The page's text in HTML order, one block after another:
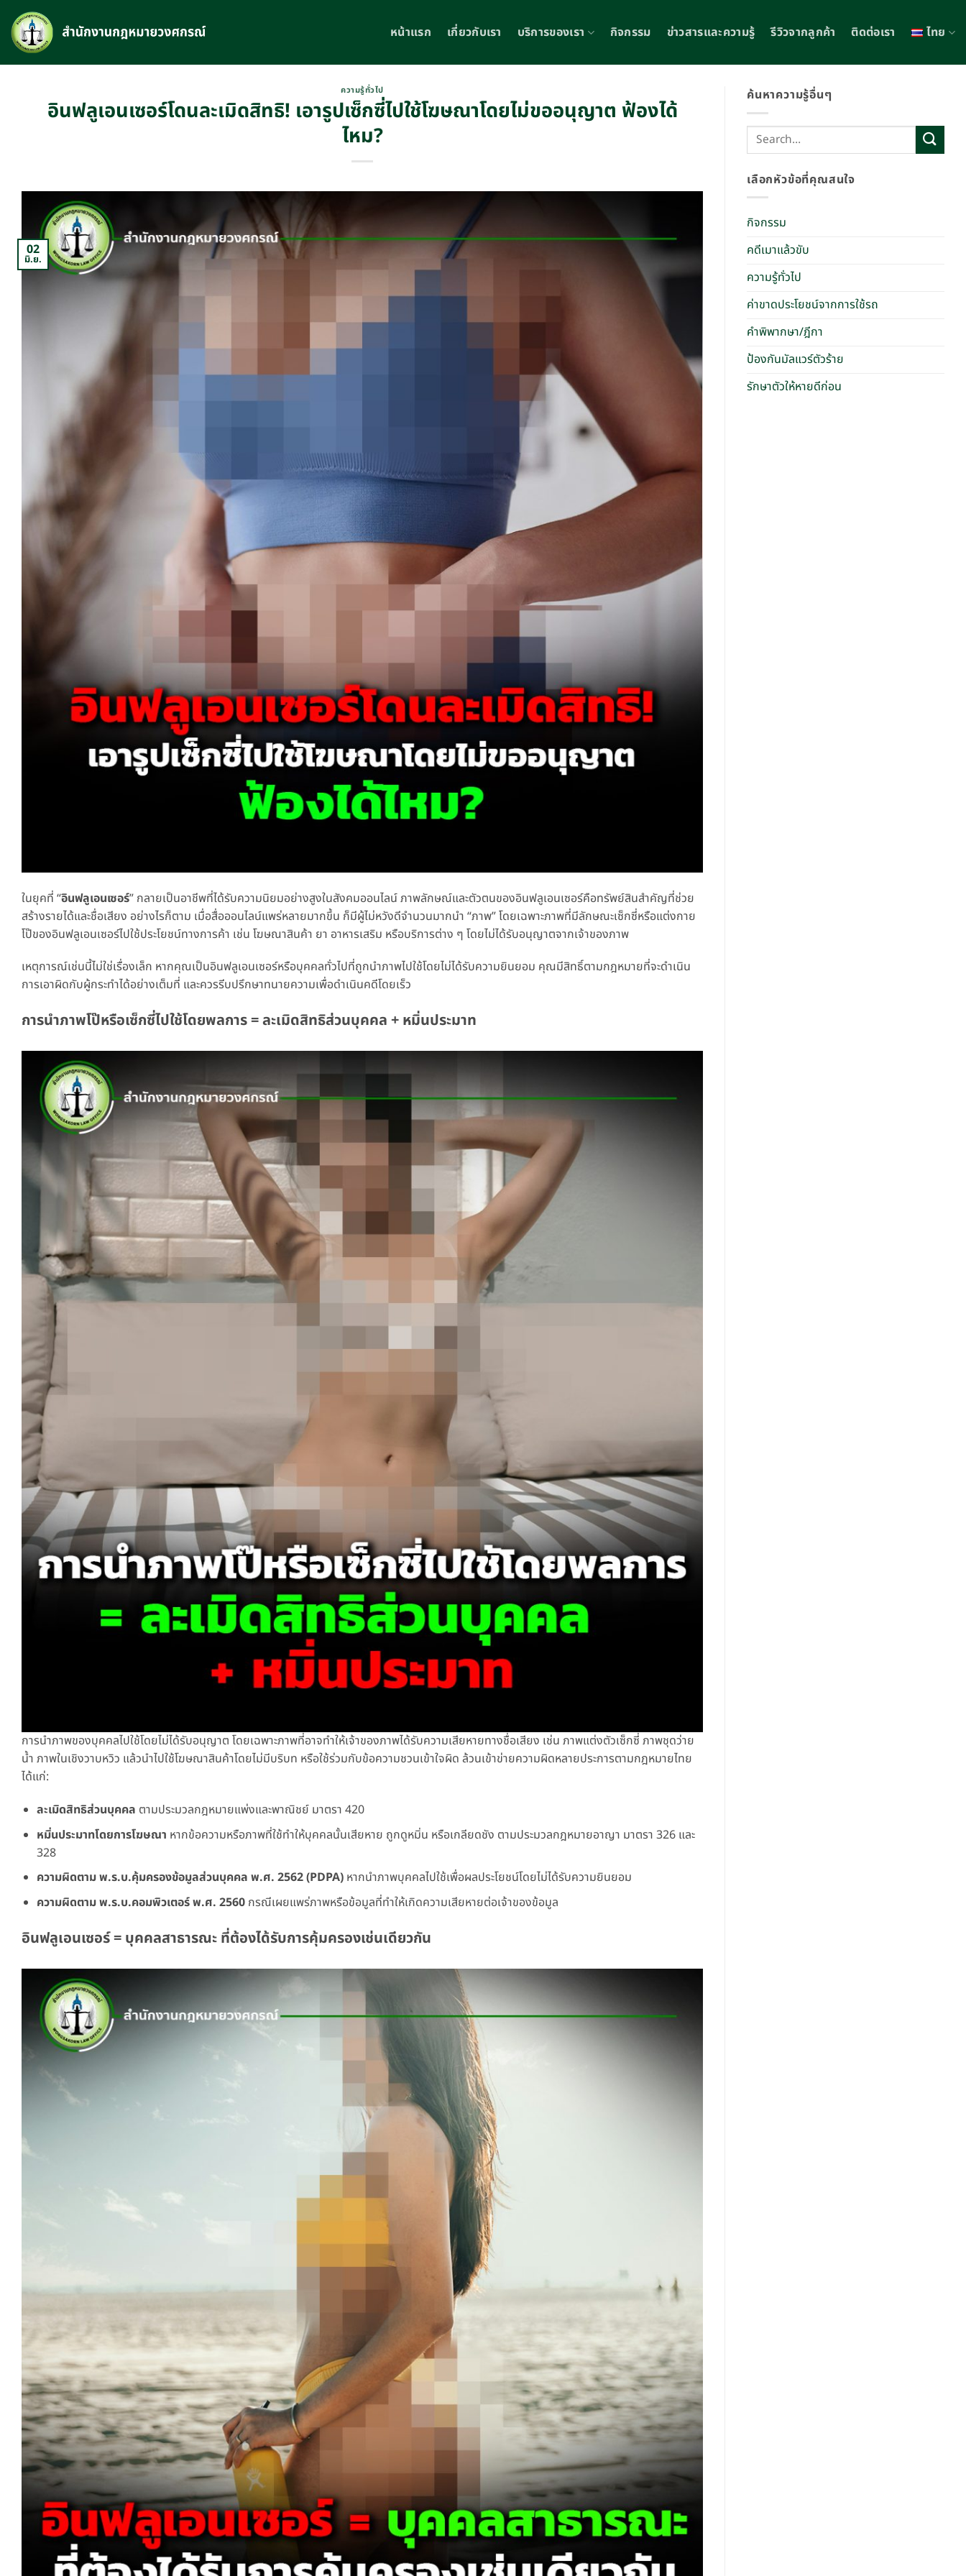
content
หน้าแรก เกี่ยวกับเรา บริการของเรา กิจกรรม ข่าวสารและความรู้ รีวิวจากลูกค้า ติดต่อเรา ไทย
ความรู้ทั่วไป
อินฟลูเอนเซอร์โดนละเมิดสิทธิ! เอารูปเซ็กซี่ไปใช้โฆษณาโดยไม่ขออนุญาต ฟ้องได้
ไหม?
02
มิ.ย.
ในยุคที่ “อินฟลูเอนเซอร์” กลายเป็นอาชีพที่ได้รับความนิยมอย่างสูงในสังคมออนไลน์ ภาพลักษณ์และตัวตนของอินฟลูเอนเซอร์คือทรัพย์สินสำคัญที่ช่วย
สร้างรายได้และชื่อเสียง อย่างไรก็ตาม เมื่อสื่อออนไลน์แพร่หลายมากขึ้น ก็มีผู้ไม่หวังดีจำนวนมากนำ “ภาพ” โดยเฉพาะภาพที่มีลักษณะเซ็กซี่หรือแต่งกาย
โป๊ของอินฟลูเอนเซอร์ไปใช้ประโยชน์ทางการค้า เช่น โฆษณาสินค้า ยา อาหารเสริม หรือบริการต่าง ๆ โดยไม่ได้รับอนุญาตจากเจ้าของภาพ
เหตุการณ์เช่นนี้ไม่ใช่เรื่องเล็ก หากคุณเป็นอินฟลูเอนเซอร์หรือบุคคลทั่วไปที่ถูกนำภาพไปใช้โดยไม่ได้รับความยินยอม คุณมีสิทธิ์ตามกฎหมายที่จะดำเนิน
การเอาผิดกับผู้กระทำได้อย่างเต็มที่ และควรรีบปรึกษาทนายความเพื่อดำเนินคดีโดยเร็ว
การนำภาพโป๊หรือเซ็กซี่ไปใช้โดยพลการ = ละเมิดสิทธิส่วนบุคคล + หมิ่นประมาท
การนำภาพของบุคคลไปใช้โดยไม่ได้รับอนุญาต โดยเฉพาะภาพที่อาจทำให้เจ้าของภาพได้รับความเสียหายทางชื่อเสียง เช่น ภาพแต่งตัวเซ็กซี่ ภาพชุดว่าย
น้ำ ภาพในเชิงวาบหวิว แล้วนำไปใช้โฆษณาสินค้าโดยไม่มีบริบท หรือใช้ร่วมกับข้อความชวนเข้าใจผิด ล้วนเข้าข่ายความผิดหลายประการตามกฎหมายไทย
ได้แก่:
ละเมิดสิทธิส่วนบุคคล ตามประมวลกฎหมายแพ่งและพาณิชย์ มาตรา 420
หมิ่นประมาทโดยการโฆษณา หากข้อความหรือภาพที่ใช้ทำให้บุคคลนั้นเสียหาย ถูกดูหมิ่น หรือเกลียดชัง ตามประมวลกฎหมายอาญา มาตรา 326 และ
328
ความผิดตาม พ.ร.บ.คุ้มครองข้อมูลส่วนบุคคล พ.ศ. 2562 (PDPA)หากนำภาพบุคคลไปใช้เพื่อผลประโยชน์โดยไม่ได้รับความยินยอม
ความผิดตาม พ.ร.บ.คอมพิวเตอร์ พ.ศ. 2560กรณีเผยแพร่ภาพหรือข้อมูลที่ทำให้เกิดความเสียหายต่อเจ้าของข้อมูล
อินฟลูเอนเซอร์ = บุคคลสาธารณะ ที่ต้องได้รับการคุ้มครองเช่นเดียวกัน
ค้นหาความรู้อื่นๆ
เลือกหัวข้อที่คุณสนใจ
กิจกรรม
คดีเมาแล้วขับ
ความรู้ทั่วไป
ค่าขาดประโยชน์จากการใช้รถ
คำพิพากษา/ฎีกา
ป้องกันมัลแวร์ตัวร้าย
รักษาตัวให้หายดีก่อน